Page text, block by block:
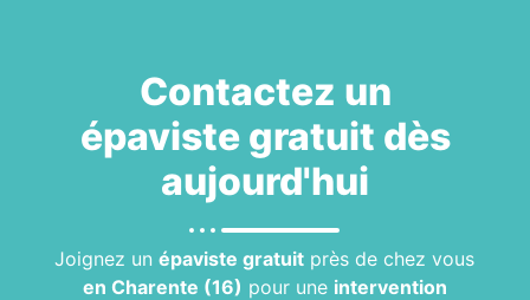
Contactez un
épaviste gratuit dès
aujourd'hui
Joignez unépaviste gratuit près de chez vous
en Charente (16) pour une intervention